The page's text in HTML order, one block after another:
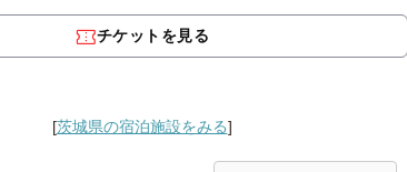
系から、小...
チケットを見る
[茨城県の宿泊施設をみる]